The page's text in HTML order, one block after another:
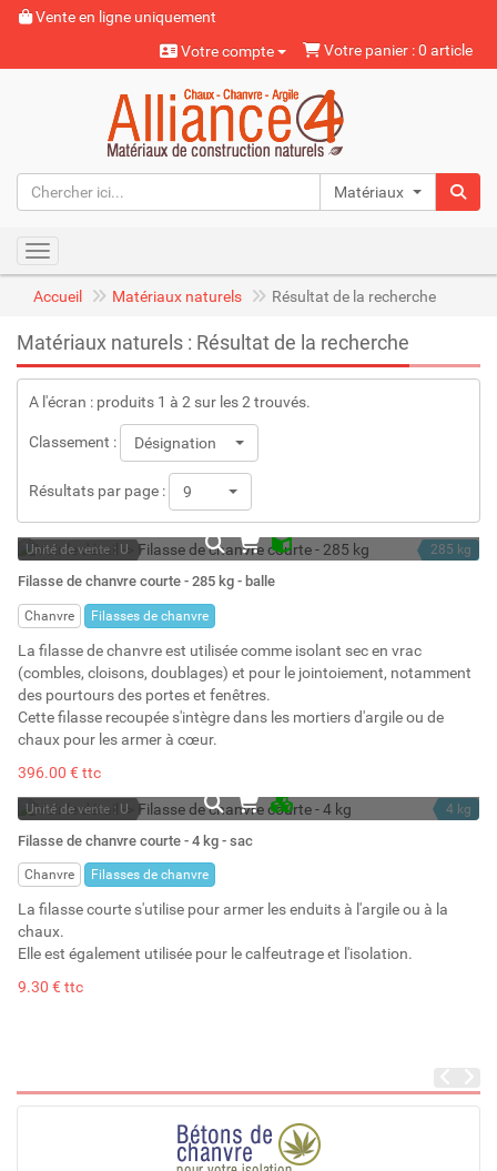
Vente en ligne uniquement
Votre compte
Votre panier : 0 article
Matériaux naturels
Toggle navigation
Accueil Matériaux naturels Résultat de la recherche
Matériaux naturels : Résultat de la recherche
A l'écran : produits 1 à 2 sur les 2 trouvés.
Classement : Désignation
Résultats par page : 9
Unité de vente : U
En stock
Stock : 15
285 kg
Filasse de chanvre courte - 285 kg - balle
Chanvre Filasses de chanvre
La filasse de chanvre est utilisée comme isolant sec en vrac
(combles, cloisons, doublages) et pour le jointoiement, notamment
des pourtours des portes et fenêtres.
Cette filasse recoupée s'intègre dans les mortiers d'argile ou de
chaux pour les armer à cœur.
396.00 € ttc
Unité de vente : U
En stock permanent
Stock : 32
4 kg
Filasse de chanvre courte - 4 kg - sac
Chanvre Filasses de chanvre
La filasse courte s'utilise pour armer les enduits à l'argile ou à la
chaux.
Elle est également utilisée pour le calfeutrage et l'isolation.
9.30 € ttc